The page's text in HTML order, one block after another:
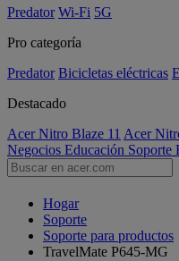
Predator Wi-Fi 5G
Pro categoría
Predator Bicicletas eléctricas
Destacado
Acer Nitro Blaze 11 Acer
Negocios Educación Soporte
Hogar
Soporte
Soporte para productos
TravelMate P645-MG